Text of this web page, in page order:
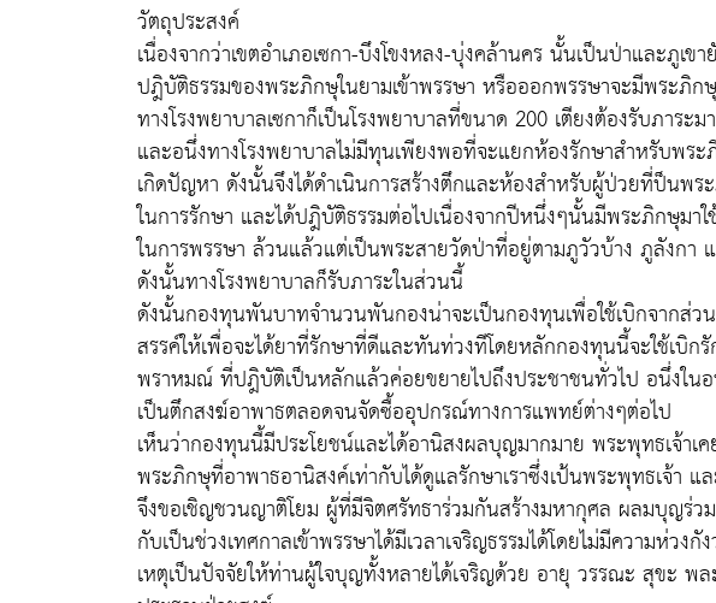
วัตถุประสงค์
เนื่องจากว่าเขตอำเภอเซกา-บึงโขงหลง-บุ่งคล้านคร นั้นเป็นป่าและภูเ
ปฎิบัติธรรมของพระภิกษุในยามเข้าพรรษา หรือออกพรรษาจะมีพระภิก
ทางโรงพยาบาลเซกาก็เป็นโรงพยาบาลที่ขนาด 200 เตียงต้องรับภาระ
และอนึ่งทางโรงพยาบาลไม่มีทุนเพียงพอที่จะแยกห้องรักษาสำหรับพร
เกิดปัญหา ดังนั้นจึงได้ดำเนินการสร้างตึกและห้องสำหรับผู้ป่วยที่ป็นพ
ในการรักษา และได้ปฎิบัติธรรมต่อไปเนื่องจากปีหนึ่งๆนั้นมีพระภิกษุมาใ
ในการพรรษา ล้วนแล้วแต่เป็นพระสายวัดป่าที่อยู่ตามภูวัวบ้าง ภูลังกา
ดังนั้นทางโรงพยาบาลก็รับภาระในส่วนนี้
ดังนั้นกองทุนพันบาทจำนวนพันกองน่าจะเป็นกองทุนเพื่อใช้เบิกจากส่ว
สรรค์ให้เพื่อจะได้ยาที่รักษาที่ดีและทันท่วงทีโดยหลักกองทุนนี้จะใช้เบิ
พราหมณ์ ที่ปฎิบัติเป็นหลักแล้วค่อยขยายไปถึงประชาชนทั่วไป อนึ่งในอ
เป็นตึกสงฆ์อาพาธตลอดจนจัดซื้ออุปกรณ์ทางการแพทย์ต่างๆต่อไป
เห็นว่ากองทุนนี้มีประโยชน์และได้อานิสงผลบุญมากมาย พระพุทธเจ้าเ
พระภิกษุที่อาพาธอานิสงค์เท่ากับได้ดูแลรักษาเราซึ่งเป้นพระพุทธเจ้า
จึงขอเชิญชวนญาติโยม ผู้ที่มีจิตศรัทธาร่วมกันสร้างมหากุศล ผลมบุญร่
กับเป็นช่วงเทศกาลเข้าพรรษาได้มีเวลาเจริญธรรมได้โดยไม่มีความห่วง
เหตุเป็นปัจจัยให้ท่านผู้ใจบุญทั้งหลายได้เจริญด้วย อายุ วรรณะ สุขะ